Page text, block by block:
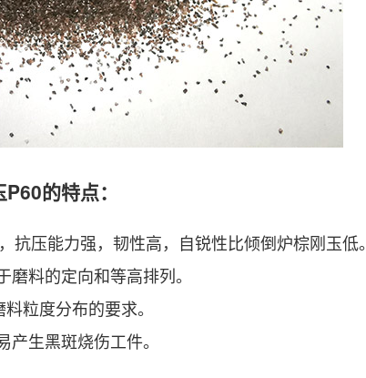
的特点：
抗压能力强，韧性高，自锐性比倾倒炉棕刚玉低。
料的定向和等高排列。
粒度分布的要求。
生黑斑烧伤工件。